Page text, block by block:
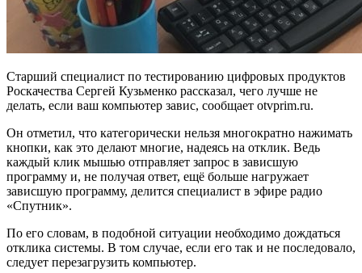
Старший специалист по тестированию цифровых продуктов
Роскачества Сергей Кузьменко рассказал, чего лучше не
делать, если ваш компьютер завис, сообщает otvprim.ru.
Он отметил, что категорически нельзя многократно нажимать
кнопки, как это делают многие, надеясь на отклик. Ведь
каждый клик мышью отправляет запрос в зависшую
программу и, не получая ответ, ещё больше нагружает
зависшую программу, делится специалист в эфире радио
«Спутник».
По его словам, в подобной ситуации необходимо дождаться
отклика системы. В том случае, если его так и не последовало,
следует перезагрузить компьютер.